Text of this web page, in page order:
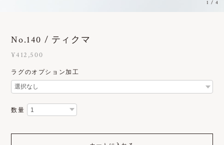
1 /4
No.140 / ティクマ
¥412,500
ラグのオプション加工
数量